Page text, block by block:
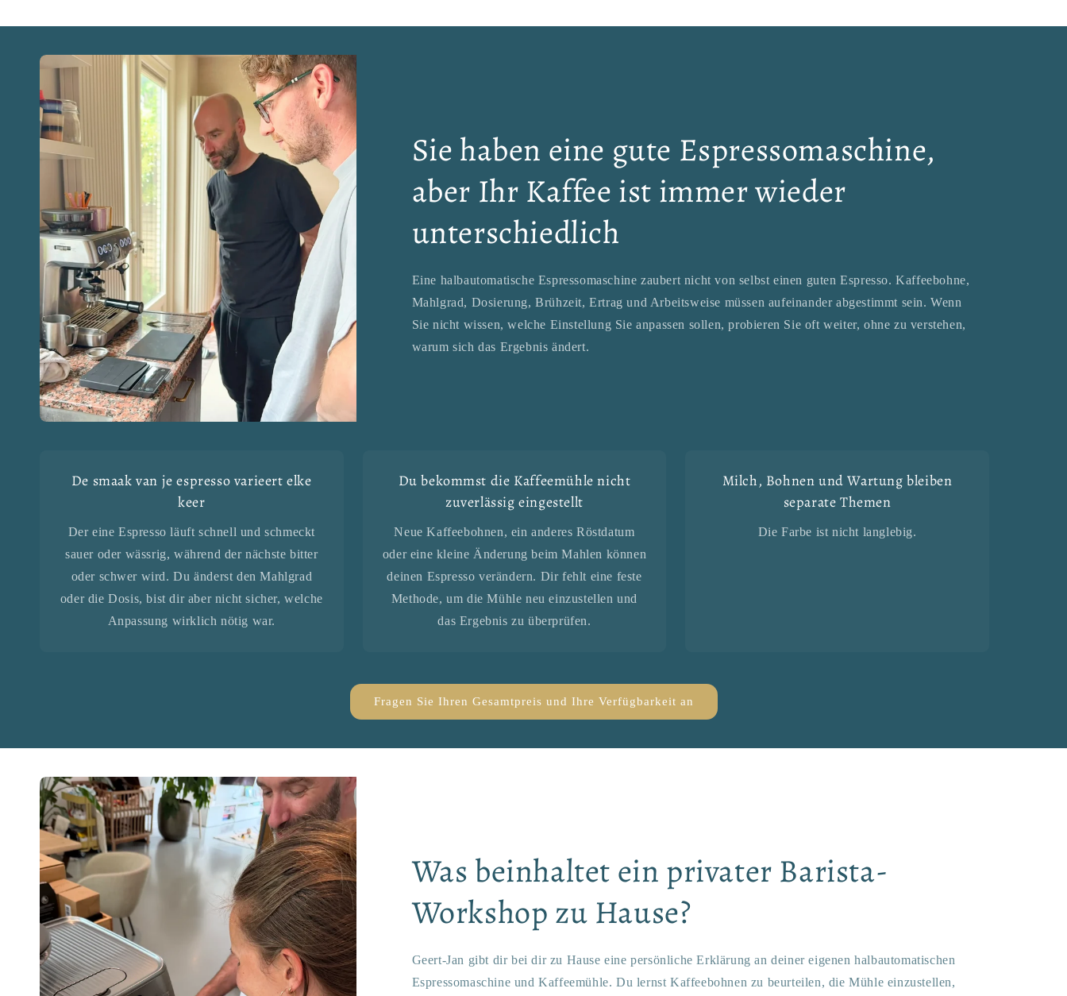
Sie haben eine gute Espressomaschine,
aber Ihr Kaffee ist immer wieder
unterschiedlich
Eine halbautomatische Espressomaschine zaubert nicht von selbst einen guten Espresso. Kaffeebohne,
Mahlgrad, Dosierung, Brühzeit, Ertrag und Arbeitsweise müssen aufeinander abgestimmt sein. Wenn
Sie nicht wissen, welche Einstellung Sie anpassen sollen, probieren Sie oft weiter, ohne zu verstehen,
warum sich das Ergebnis ändert.
De smaak van je espresso varieert elke
keer
Der eine Espresso läuft schnell und schmeckt
sauer oder wässrig, während der nächste bitter
oder schwer wird. Du änderst den Mahlgrad
oder die Dosis, bist dir aber nicht sicher, welche
Anpassung wirklich nötig war.
Du bekommst die Kaffeemühle nicht
zuverlässig eingestellt
Neue Kaffeebohnen, ein anderes Röstdatum
oder eine kleine Änderung beim Mahlen können
deinen Espresso verändern. Dir fehlt eine feste
Methode, um die Mühle neu einzustellen und
das Ergebnis zu überprüfen.
Milch, Bohnen und Wartung bleiben
separate Themen
Die Farbe ist nicht langlebig.
Fragen Sie Ihren Gesamtpreis und Ihre Verfügbarkeit an
Was beinhaltet ein privater Barista-
Workshop zu Hause?
Geert-Jan gibt dir bei dir zu Hause eine persönliche Erklärung an deiner eigenen halbautomatischen
Espressomaschine und Kaffeemühle. Du lernst Kaffeebohnen zu beurteilen, die Mühle einzustellen,